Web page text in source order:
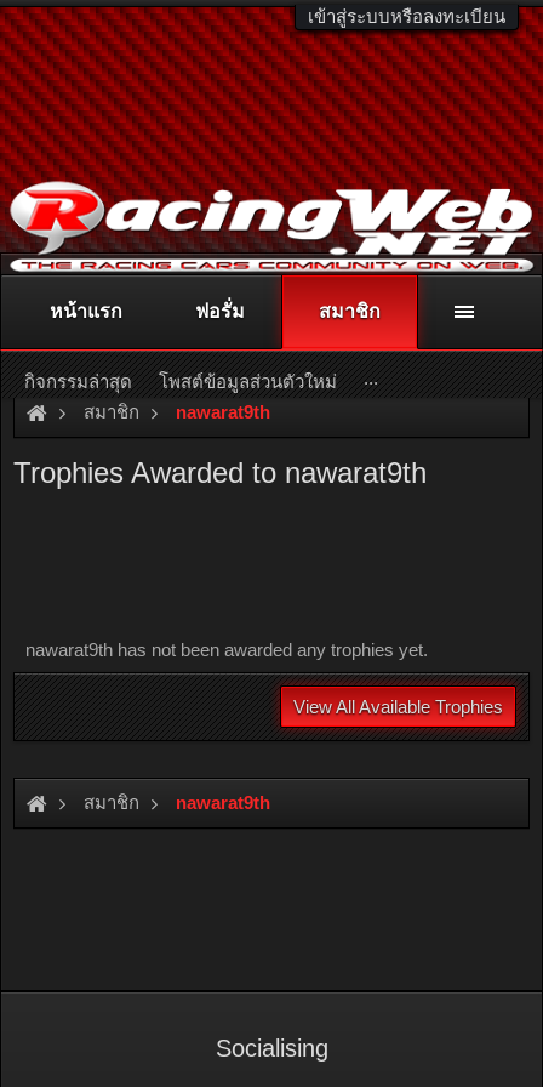
เข้าสู่ระบบหรือลงทะเบียน
ติดต่อลงโฆษณา racingweb@gmail.comหรือโทร. 081-811-1138
หรืออ่านรายละเอียดเพิ่มเติม คลิกที่นี่
สมาชิก nawarat9th
Trophies Awarded to nawarat9th
nawarat9th has not been awarded any trophies yet.
View All Available Trophies
สมาชิก nawarat9th
หน้าแรก ฟอรั่ม สมาชิก
กิจกรรมล่าสุด โพสต์ข้อมูลส่วนตัวใหม่ ...
Socialising